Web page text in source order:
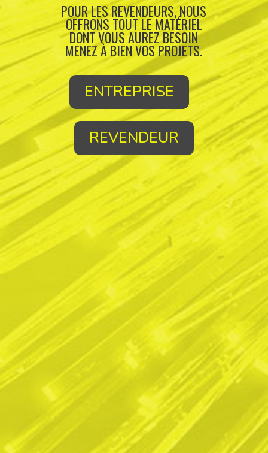
POUR LES REVENDEURS, NOUS
OFFRONS TOUT LE MATÉRIEL
DONT VOUS AUREZ BESOIN
MENEZ À BIEN VOS PROJETS.
ENTREPRISE
REVENDEUR